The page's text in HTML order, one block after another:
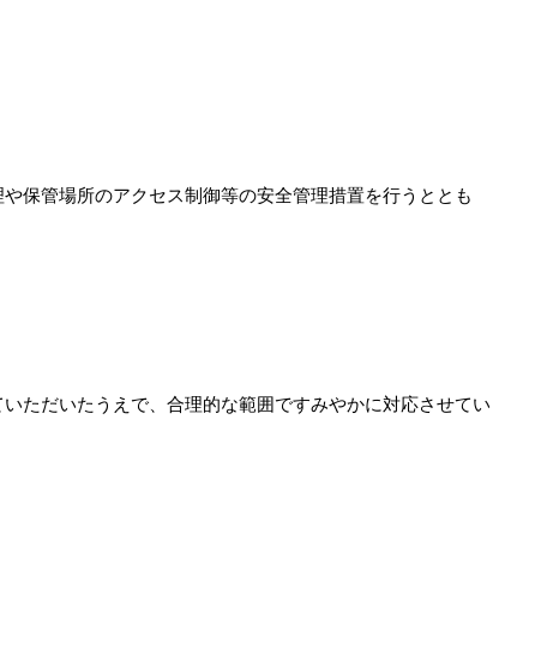
保管場所のアクセス制御等の安全管理措置を行うととも
ただいたうえで、合理的な範囲ですみやかに対応させてい